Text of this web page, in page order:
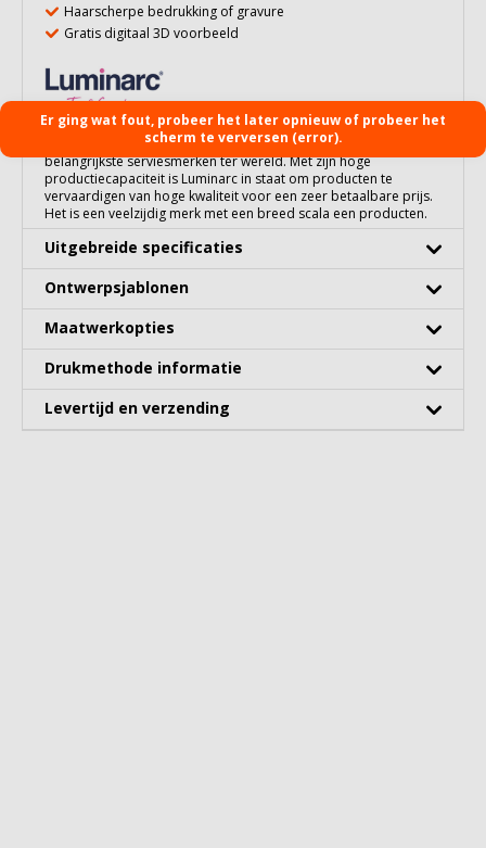
Haarscherpe bedrukking of gravure
Gratis digitaal 3D voorbeeld
Luminarc, opgericht in Arques in 1948, is nu een van de
belangrijkste serviesmerken ter wereld. Met zijn hoge
productiecapaciteit is Luminarc in staat om producten te
vervaardigen van hoge kwaliteit voor een zeer betaalbare prijs.
Het is een veelzijdig merk met een breed scala een producten.
Uitgebreide specificaties
Ontwerpsjablonen
Maatwerkopties
Drukmethode informatie
Levertijd en verzending
Er ging wat fout, probeer het later opnieuw of probeer het
scherm te verversen (error).